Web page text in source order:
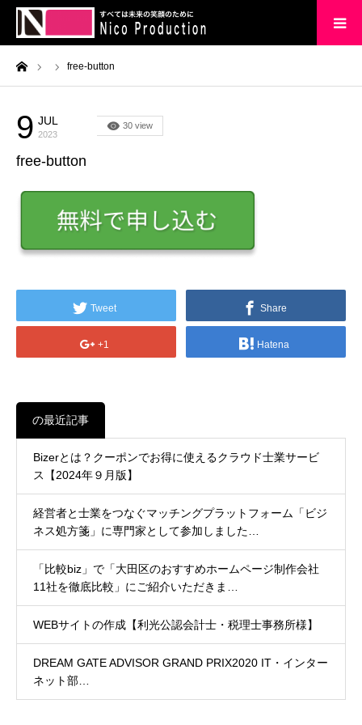
free-button
9 JUL
2023
30 view
free-button
Tweet Share
+1 Hatena
の最近記事
Bizerとは？クーポンでお得に使えるクラウド士業サービ
ス【2024年９月版】
経営者と士業をつなぐマッチングプラットフォーム「ビジ
ネス処方箋」に専門家として参加しました…
「比較biz」で「大田区のおすすめホームページ制作会社
11社を徹底比較」にご紹介いただきま…
WEBサイトの作成【利光公認会計士・税理士事務所様】
DREAM GATE ADVISOR GRAND PRIX2020 IT・インター
ネット部…
HOME
会社概要
企業理念
実績
ブログ
お問い合わせ